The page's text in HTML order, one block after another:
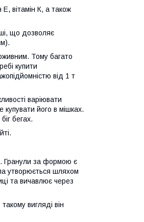
Е, вітамін К, а також
що дозволяє
Тому багато
купити
від 1 т
варіювати
купувати його в мішках.
бегах.
Гранули за формою є
утворюється шляхом
та вичавлює через
вигляді він